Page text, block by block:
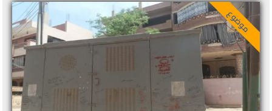
موضوع